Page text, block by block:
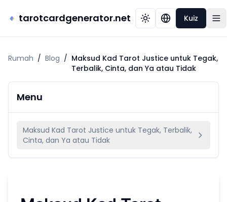
tarotcardgenerator.net Kuiz
Rumah / Blog / Maksud Kad Tarot Justice untuk Tegak,
Terbalik, Cinta, dan Ya atau Tidak
Menu
Maksud Kad Tarot Justice untuk Tegak, Terbalik,
Cinta, dan Ya atau Tidak